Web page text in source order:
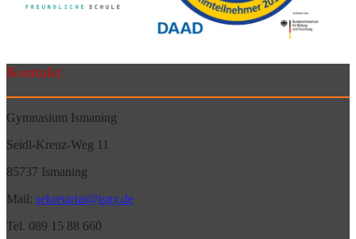
Kontakt
Gymnasium Ismaning
Seidl-Kreuz-Weg 11
85737 Ismaning
Mail: sekretariat@isgy.de
Tel. 089 15 88 660